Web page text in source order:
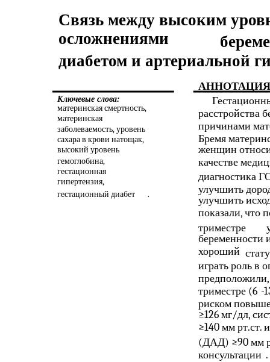
Связь между высоким
осложнениями
диабетом и артериальной
АННОТАЦИЯ
Ключевые слова:
материнская смертность,
материнская
заболеваемость, уровень
сахара в крови натощак,
высокий уровень
гемоглобина,
гестационная
гипертензия,
гестационный диабет
.
расстройства
причинами
Бремя
женщин
качестве
диагностика
улучшить
улучшить
показали, что
триместре
беременности
хороший
играть роль в
триместре (6 -
риском
≥126 мг/дл,
≥140 мм рт.ст.
(ДАД) ≥90 мм
консультации .